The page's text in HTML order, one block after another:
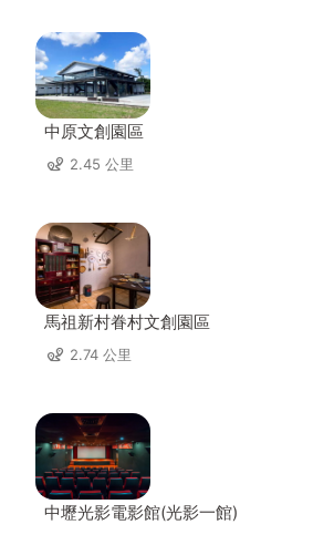
中原文創園區
2.45 公里
馬祖新村眷村文創園區
2.74 公里
中壢光影電影館(光影一館)